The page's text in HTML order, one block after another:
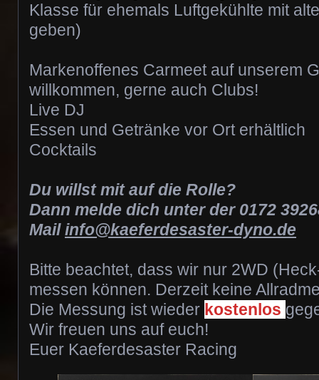
Klasse für ehemals Luftgekühlte mit
geben)
Markenoffenes Carmeet auf unserem
willkommen, gerne auch Clubs!
Live DJ
Essen und Getränke vor Ort erhältlich
Cocktails
Du willst mit auf die Rolle?
Dann melde dich unter der 0172
Mailinfo@kaeferdesaster-dyno.de
Bitte beachtet, dass wir nur 2WD
messen können. Derzeit keine
Die Messung ist wieder kostenlos
Wir freuen uns auf euch!
Euer Kaeferdesaster Racing